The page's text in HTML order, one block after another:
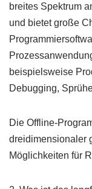
breites Spektrum
und bietet große
beispielsweise
Debugging,
Die Offline-
dreidimensionaler
Möglichkeiten für